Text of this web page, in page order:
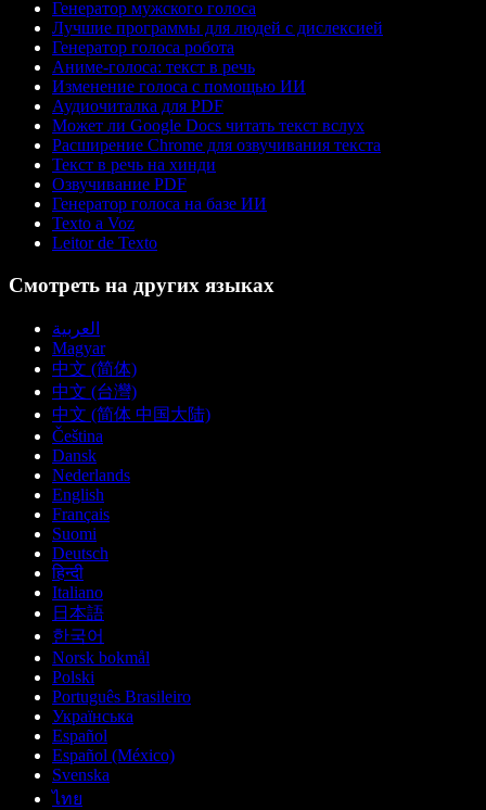
Генератор мужского голоса
Лучшие программы для людей с дислексией
Генератор голоса робота
Аниме-голоса: текст в речь
Изменение голоса с помощью ИИ
Аудиочиталка для PDF
Может ли Google Docs читать текст вслух
Расширение Chrome для озвучивания текста
Текст в речь на хинди
Озвучивание PDF
Генератор голоса на базе ИИ
Texto a Voz
Leitor de Texto
Смотреть на других языках
العربية
Magyar
中文 (简体)
中文 (台灣)
中文 (简体 中国大陆)
Čeština
Dansk
Nederlands
English
Français
Suomi
Deutsch
हिन्दी
Italiano
日本語
한국어
Norsk bokmål
Polski
Português Brasileiro
Українська
Español
Español (México)
Svenska
ไทย